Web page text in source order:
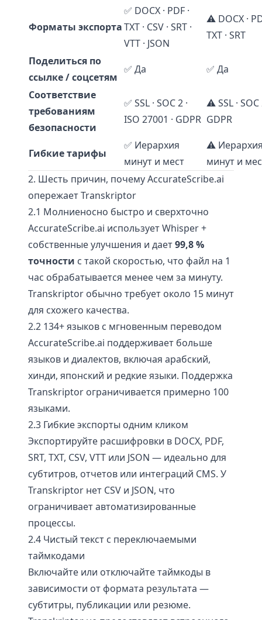
Форматы экспорта
✅ DOCX · PDF ·
TXT · CSV · SRT ·
VTT · JSON
⚠️ DOCX ·
TXT · SRT
Поделиться по
ссылке / соцсетям
✅ Да
✅ Да
Соответствие
требованиям
безопасности
✅ SSL · SOC 2 ·
ISO 27001 · GDPR
⚠️ SSL · SOC
GDPR
Гибкие тарифы
✅ Иерархия
минут и мест
⚠️
минут и
2. Шесть причин, почему AccurateScribe.ai
опережает Transkriptor
2.1 Молниеносно быстро и сверхточно
AccurateScribe.ai использует Whisper +
собственные улучшения и дает99,8 %
точности с такой скоростью, что файл на 1
час обрабатывается менее чем за минуту.
Transkriptor обычно требует около 15 минут
для схожего качества.
2.2 134+ языков с мгновенным переводом
AccurateScribe.ai поддерживает больше
языков и диалектов, включая арабский,
хинди, японский и редкие языки. Поддержка
Transkriptor ограничивается примерно 100
языками.
2.3 Гибкие экспорты одним кликом
Экспортируйте расшифровки в DOCX, PDF,
SRT, TXT, CSV, VTT или JSON — идеально для
субтитров, отчетов или интеграций CMS. У
Transkriptor нет CSV и JSON, что
ограничивает автоматизированные
процессы.
2.4 Чистый текст с переключаемыми
таймкодами
Включайте или отключайте таймкоды в
зависимости от формата результата —
субтитры, публикации или резюме.